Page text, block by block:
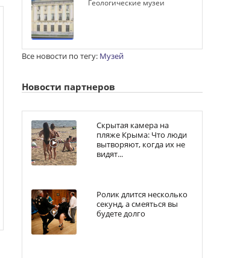
Геологические музеи
Все новости по тегу: Музей
Новости партнеров
Скрытая камера на
пляже Крыма: Что люди
вытворяют, когда их не
видят...
Ролик длится несколько
секунд, а смеяться вы
будете долго